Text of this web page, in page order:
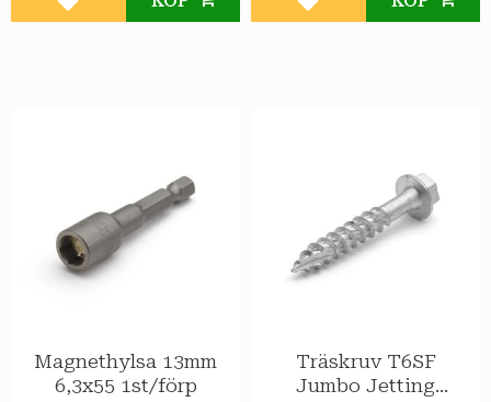
Lägg till i favoriter Lägg till i favoriter
Magnethylsa 13mm
6,3x55 1st/förp
Träskruv T6SF
Jumbo Jetting